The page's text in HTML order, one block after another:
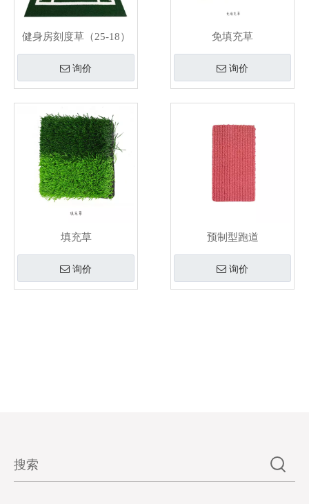
健身房刻度草（25-18）
询价
免填充草
询价
填充草
询价
预制型跑道
询价